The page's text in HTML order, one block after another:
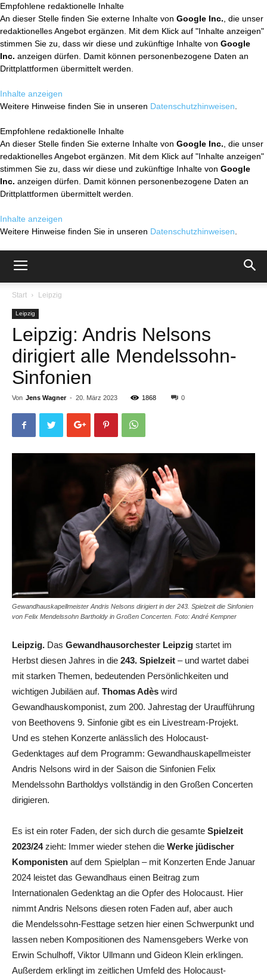
Empfohlene redaktionelle Inhalte
An dieser Stelle finden Sie externe Inhalte von Google Inc. , die unser
redaktionelles Angebot ergänzen. Mit dem Klick auf "Inhalte anzeigen"
stimmen Sie zu, dass wir diese und zukünftige Inhalte von Google
Inc. anzeigen dürfen. Damit können personenbezogene Daten an
Drittplattformen übermittelt werden.
Inhalte anzeigen
Weitere Hinweise finden Sie in unseren Datenschutzhinweisen
Empfohlene redaktionelle Inhalte
An dieser Stelle finden Sie externe Inhalte von Google Inc. , die unser
redaktionelles Angebot ergänzen. Mit dem Klick auf "Inhalte anzeigen"
stimmen Sie zu, dass wir diese und zukünftige Inhalte von Google
Inc. anzeigen dürfen. Damit können personenbezogene Daten an
Drittplattformen übermittelt werden.
Inhalte anzeigen
Weitere Hinweise finden Sie in unseren Datenschutzhinweisen
Start Leipzig
Leipzig
Leipzig: Andris Nelsons
dirigiert alle Mendelssohn-
Sinfonien
Von Jens Wagner - 20. März 2023 1868 0
Gewandhauskapellmeister Andris Nelsons dirigiert in der 243. Spielzeit die Sinfonien
von Felix Mendelssohn Bartholdy in Großen Concerten. Foto: André Kempner
Leipzig. Das Gewandhausorchester Leipzig startet im
Herbst diesen Jahres in die 243. Spielzeit – und wartet dabei
mit starken Themen, bedeutenden Persönlichkeiten und
wichtigen Jubiläen auf. Thomas Adès wird
Gewandhauskomponist, zum 200. Jahrestag der Uraufführung
von Beethovens 9. Sinfonie gibt es ein Livestream-Projekt.
Und es stehen Konzerte anlässlich des Holocaust-
Gedenktages auf dem Programm: Gewandhauskapellmeister
Andris Nelsons wird in der Saison die Sinfonien Felix
Mendelssohn Bartholdys vollständig in den Großen Concerten
dirigieren.
Es ist ein roter Faden, der sich durch die gesamte Spielzeit
2023/24zieht: Immer wieder stehen die Werke jüdischer
Komponisten auf dem Spielplan – mit Konzerten Ende Januar
2024 leistet das Gewandhaus einen Beitrag zum
Internationalen Gedenktag an die Opfer des Holocaust. Hier
nimmt Andris Nelsons diesen roten Faden auf, aber auch
die Mendelssohn-Festtage setzen hier einen Schwerpunkt und
lassen neben Kompositionen des Namensgebers Werke von
Erwin Schulhoff, Viktor Ullmann und Gideon Klein erklingen.
Außerdem erklingt im zeitlichen Umfeld des Holocaust-